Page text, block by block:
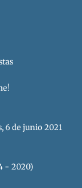
6 de junio 2021
- 2020)